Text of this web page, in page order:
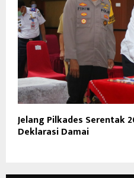
Jelang Pilkades Serentak
Deklarasi Damai